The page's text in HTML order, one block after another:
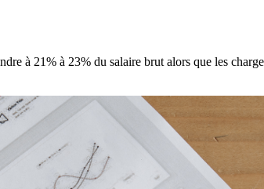
à 21% à 23% du salaire brut alors que les